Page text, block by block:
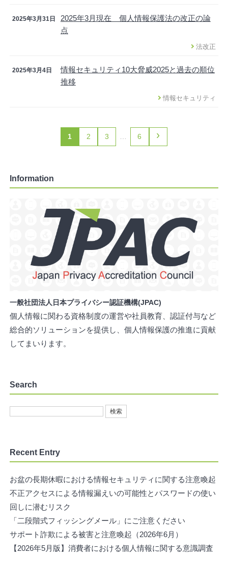
2025年3月31日
2025年3月現在 個人情報保護法の改正の論
点
法改正
2025年3月4日
情報セキュリティ10大脅威2025と過去の順位
推移
情報セキュリティ
1 2 3 … 6 ›
Information
一般社団法人日本プライバシー認証機構(JPAC)
個人情報に関わる資格制度の運営や社員教育、認証付与など
総合的ソリューションを提供し、個人情報保護の推進に貢献
してまいります。
Search
Recent Entry
お盆の長期休暇における情報セキュリティに関する注意喚起
不正アクセスによる情報漏えいの可能性とパスワードの使い
回しに潜むリスク
「二段階式フィッシングメール」にご注意ください
サポート詐欺による被害と注意喚起（2026年6月）
【2026年5月版】消費者における個人情報に関する意識調査